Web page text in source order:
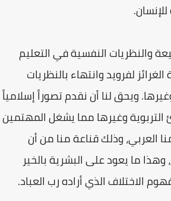
والنظريات النفسية في التعليم
لفرويد وانتهاء بالنظريات
ويحق لنا أن نقدم تصوراً إسلامياً
التربوية وغيرها مما يشغل المهتمين
العربي، وذلك قناعة منا من أن
وهذا ما يعود على البشرية بالخير
الاختلاف الذي أراده رب العباد.